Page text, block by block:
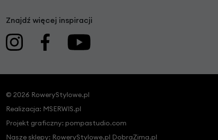
Znajdź więcej inspiracji
© 2026 RoweryStylowe.pl
Realizacja: MSERWIS.pl
Projekt graficzny: pompastudio.com
Nasze sklepy: RoweryStylowe.pl DobraZima.pl